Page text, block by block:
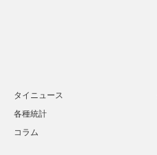
タイニュース
各種統計
コラム